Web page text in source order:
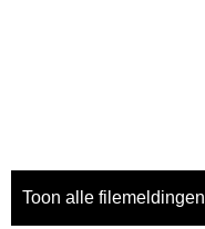
Toon alle filemeldingen